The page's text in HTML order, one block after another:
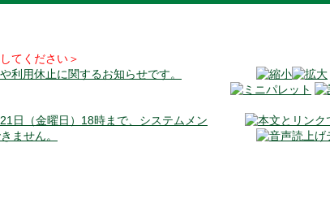
てください＞
利用休止に関するお知らせです。
日（金曜日）18時まで、システムメン
ません。